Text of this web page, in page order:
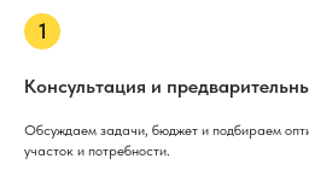
Консультация и
Обсуждаем задачи, бюджет и подбираем
участок и потребности.